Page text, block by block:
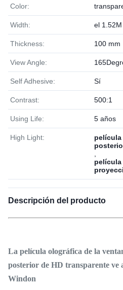
Color:
Width: el 1.52M
Thickness: 100 mm
View Angle:
Self Adhesive: Sí
Contrast: 500:1
Using Life: 5 años
High Light:
película
Descripción del producto
La película olográfica de la
posterior de HD transparente ve
Windon